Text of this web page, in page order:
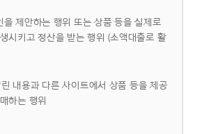
제안하는 행위 또는 상품 등을 실제로
시키고 정산을 받는 행위 (소액대출로 활
내용과 다른 사이트에서 상품 등을 제공
하는 행위